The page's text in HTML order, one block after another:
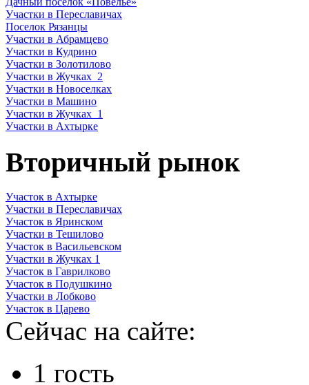
Участки в Переславичах
Поселок Рязанцы
Участки в Абрамцево
Участки в Кудрино
Участки в Золотилово
Участки в Жучках_2
Участки в Новоселках
Участки в Машино
Участки в Жучках_1
Участки в Ахтырке
Вторичный рынок
Участок в Ахтырке
Участки в Переславичах
Участок в Яринском
Участки в Тешилово
Участок в Васильевском
Участки в Жучках 1
Участок в Гаврилково
Участок в Подушкино
Участки в Лобково
Участок в Царево
Сейчас на сайте:
1 гость